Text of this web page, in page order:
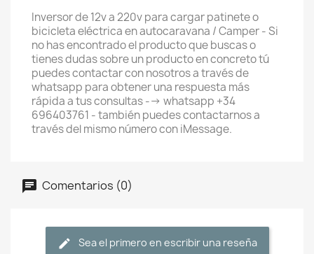
Inversor de 12v a 220v para cargar patinete o
bicicleta eléctrica en autocaravana / Camper - Si
no has encontrado el producto que buscas o
tienes dudas sobre un producto en concreto tú
puedes contactar con nosotros a través de
whatsapp para obtener una respuesta más
rápida a tus consultas --> whatsapp +34
696403761 - también puedes contactarnos a
través del mismo número con iMessage.
Comentarios (0)
Sea el primero en escribir una reseña